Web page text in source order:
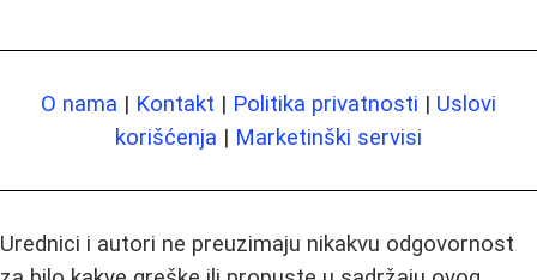
O nama | Kontakt | Politika privatnosti | Uslovi
korišćenja | Marketinški servisi
Urednici i autori ne preuzimaju nikakvu odgovornost